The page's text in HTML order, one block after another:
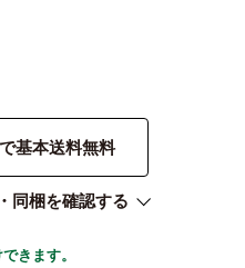
基本送料無料
同梱を確認する
きます。